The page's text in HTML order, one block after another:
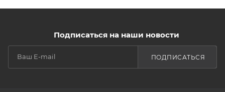
Подписаться на наши новости
ПОДПИСАТЬСЯ